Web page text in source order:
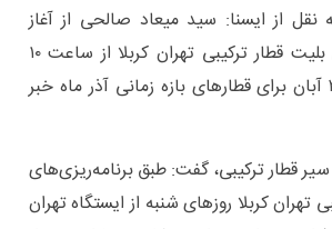
نقل از ایسنا: سید میعاد صالحی از آغاز
مرحله جدید فروش بلیت قطار ترکیبی تهران کربلا از ساعت ۱۰
صبح روز دوشنبه ۲۹ آبان برای قطارهای بازه زمانی آذر ماه خبر
قطار ترکیبی، گفت: طبق برنامه‌ریزی‌های
تهران کربلا روزهای شنبه از ایستگاه تهران